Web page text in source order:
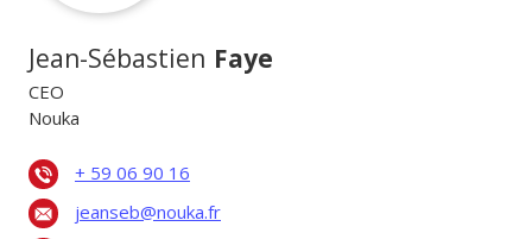
Jean-Sébastien Faye
CEO
Nouka
+ 59 06 90 16
jeanseb@nouka.fr